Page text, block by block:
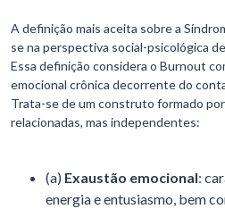
A definição mais aceita sobre a
se na perspectiva social-psicológica
Essa definição considera o Burnout
emocional crônica decorrente do
Trata-se de um construto formado
relacionadas, mas independentes:
(a) Exaustão emocional:
energia e entusiasmo, bem